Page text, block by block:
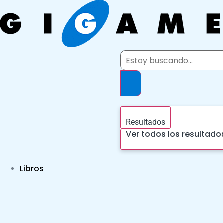
al
contenido
Search
Resultados
Ver todos los
Libros